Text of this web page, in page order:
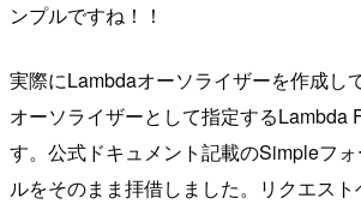
ンプルですね！！
実際にLambdaオーソライザーを作成し
オーソライザーとして指定するLambda
す。公式ドキュメント記載のSimpleフ
ルをそのまま拝借しました。リクエス